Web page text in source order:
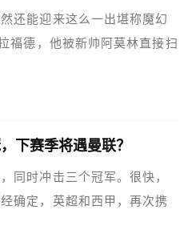
还能迎来这么一出堪称魔幻
福德，他被新帅阿莫林直接扫
下赛季将遇曼联？
同时冲击三个冠军。很快，
确定，英超和西甲，再次携